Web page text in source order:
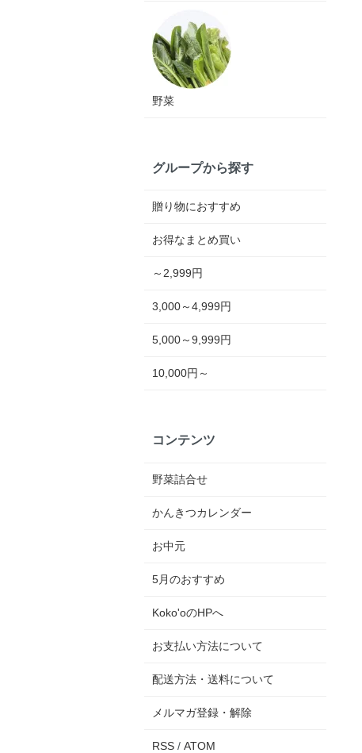
野菜
グループから探す
贈り物におすすめ
お得なまとめ買い
～2,999円
3,000～4,999円
5,000～9,999円
10,000円～
コンテンツ
野菜詰合せ
かんきつカレンダー
お中元
5月のおすすめ
Koko'oのHPへ
お支払い方法について
配送方法・送料について
メルマガ登録・解除
RSS / ATOM